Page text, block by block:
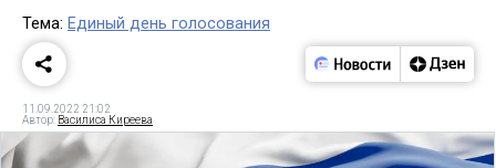
Тема: Единый день голосования
11.09.2022 21:02
Автор: Василиса Киреева